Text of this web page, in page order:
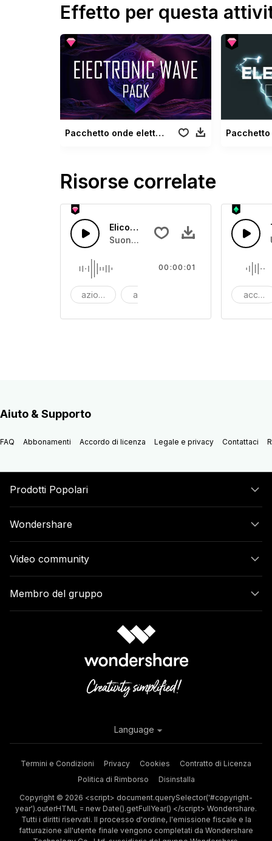
Effetto per questa
Pacchetto onde elettroniche
Risorse correlate
Elicottero che decolla
Suono rapido che si spezza
azione avventura
00:00:01
Aiuto & Supporto
FAQ Abbonamenti Accordo di licenza Legale e privacy Contattaci
Prodotti Popolari
Wondershare
Video community
Membro del gruppo
Termini e Condizioni Privacy Cookies
Contratto di Licenza
Politica di Rimborso
Disinstalla
Copyright © 2026 <script> document.querySelector('#copyright-
year').outerHTML = new Date().getFullYear() </script> Wondershare.
Tutti i diritti riservati. Il processo d'ordine, l'emissione fiscale e la
fatturazione all'utente finale vengono completati da Wondershare
Language